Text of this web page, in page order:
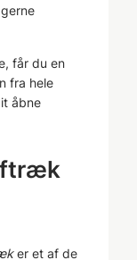
får du en
fra hele
åbne
er et af de